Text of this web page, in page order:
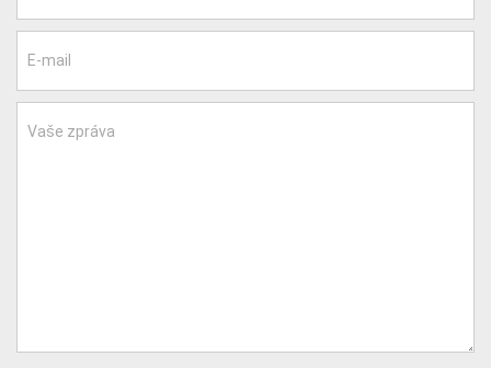
E-mail
Vaše zpráva